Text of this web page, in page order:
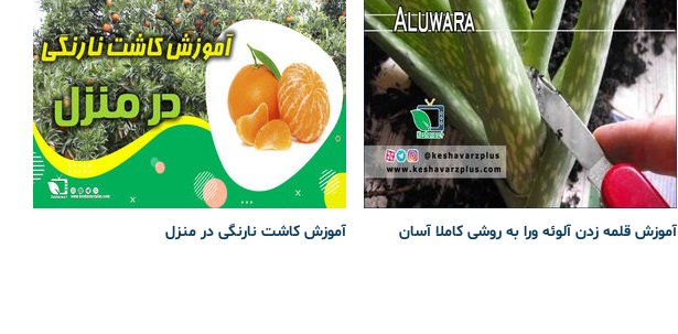
آموزش قلمه زدن آلوئه ورا به روشی کاملا آسان آموزش کاشت نارنگی در منزل